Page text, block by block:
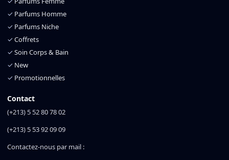
✓ Parfums Homme
✓ Parfums Niche
✓ Coffrets
✓ Soin Corps & Bain
✓ New
✓ Promotionnelles
Contact
(+213) 5 52 80 78 02
(+213) 5 53 92 09 09
Contactez-nous par mail :